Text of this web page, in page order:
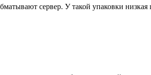
сервер. У такой упаковки